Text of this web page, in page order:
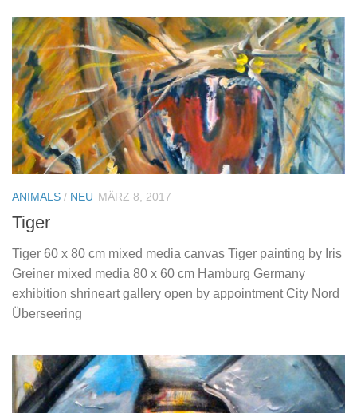
ANIMALS / NEU MÄRZ 8, 2017
Tiger
Tiger 60 x 80 cm mixed media canvas Tiger painting by Iris
Greiner mixed media 80 x 60 cm Hamburg Germany
exhibition shrineart gallery open by appointment City Nord
Überseering